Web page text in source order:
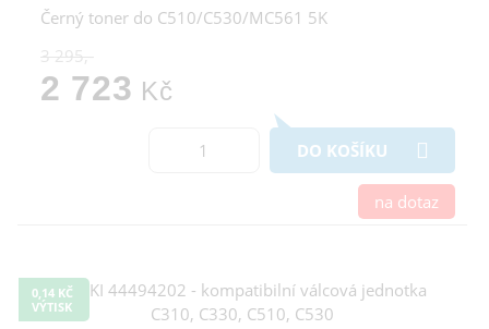
Černý toner do C510/C530/MC561 5K
3 295,-
2 723 Kč
DO KOŠÍKU
na dotaz
0,14 KČ
VÝTISK